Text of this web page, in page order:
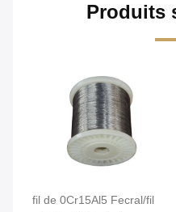
Produits
fil de 0Cr15Al5 Fecral/fil